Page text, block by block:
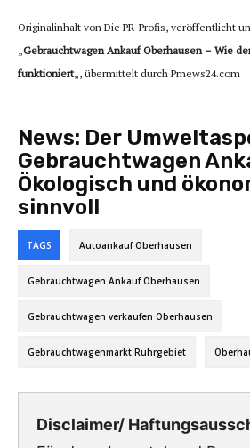
Originalinhalt von Die PR-Profis, veröffentlicht
„Gebrauchtwagen Ankauf Oberhausen – Wie
funktioniert„, übermittelt durch Prnews24.com
News: Der
Gebrauchtwagen
Ökologisch und
sinnvoll
TAGS Autoankauf Oberhausen
Gebrauchtwagen Ankauf Oberhausen
Gebrauchtwagen verkaufen Oberhausen
Gebrauchtwagenmarkt Ruhrgebiet
Disclaimer/